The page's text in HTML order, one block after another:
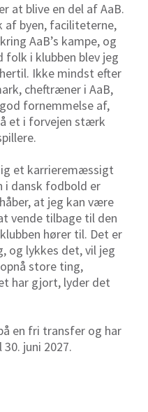
at blive en del af AaB.
byen, faciliteterne,
AaB’s kampe, og
folk i klubben blev jeg
Ikke mindst efter
cheftræner i AaB,
fornemmelse af,
et i forvejen stærk
et karrieremæssigt
dansk fodbold er
at jeg kan være
vende tilbage til den
hører til. Det er
og lykkes det, vil jeg
store ting,
har gjort, lyder det
en fri transfer og har
juni 2027.